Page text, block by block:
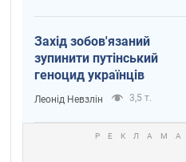
Захід зобов'язаний
зупинити путінський
геноцид українців
Леонід Невзлін 3,5 т.